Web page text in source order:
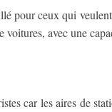
pour ceux qui
avec une
car les aires de